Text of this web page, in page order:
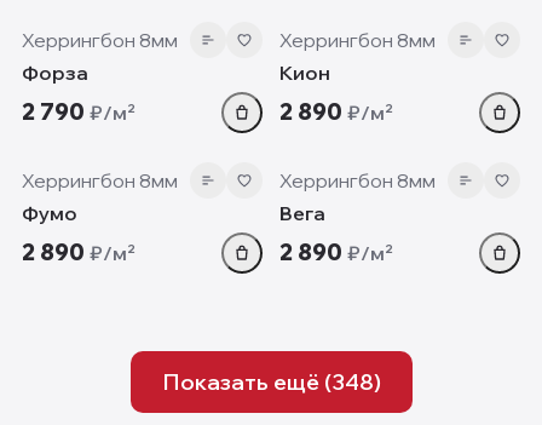
Херрингбон 8мм
Форза
2 790 ₽/м²
Херрингбон 8мм
Кион
2 890 ₽/м²
8 мм
Херрингбон 8мм
Фумо
2 890 ₽/м²
8 мм
Херрингбон 8мм
Вега
2 890 ₽/м²
Показать ещё (348)